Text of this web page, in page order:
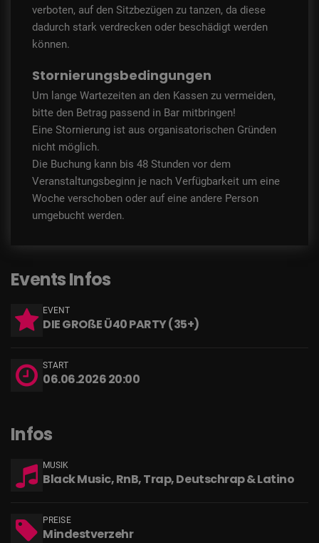
verboten, auf den Sitzbezügen zu tanzen, da diese
dadurch stark verdrecken oder beschädigt werden
können.
Stornierungsbedingungen
Um lange Wartezeiten an den Kassen zu vermeiden,
bitte den Betrag passend in Bar mitbringen!
Eine Stornierung ist aus organisatorischen Gründen
nicht möglich.
Die Buchung kann bis 48 Stunden vor dem
Veranstaltungsbeginn je nach Verfügbarkeit um eine
Woche verschoben oder auf eine andere Person
umgebucht werden.
Events Infos
EVENT
DIE GROßE Ü40 PARTY (35+)
START
06.06.2026 20:00
Infos
MUSIK
Black Music, RnB, Trap, Deutschrap & Latino
PREISE
Mindestverzehr